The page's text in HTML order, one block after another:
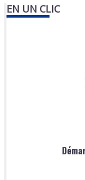
EN UN CLIC